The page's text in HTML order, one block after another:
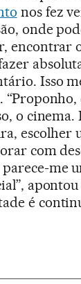
nos fez
onde
encontrar
Isso
“Proponho,
o
escolher
com
me
é